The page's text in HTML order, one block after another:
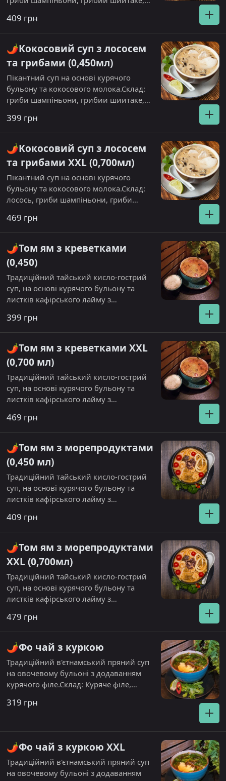
шрірача
409 грн
🌶️Кокосовий суп з лососем
та грибами (0,450мл)
Пікантний суп на основі курячого
бульону та кокосового молока.Склад:
гриби шампіньони, грибии шиитаке,
соус шрірача. Подається з паровим
рисом
399 грн
🌶️Кокосовий суп з лососем
та грибами XXL (0,700мл)
Пікантний суп на основі курячого
бульону та кокосового молока.Склад:
лосось, гриби шампіньони, гриби
соус шрірача. Подається з паровим
рисом
469 грн
🌶️Том ям з креветками
(0,450)
Традиційний тайський кисло-гострий
суп, на основі курячого бульону та
листків кафірського лайму з
Креветки, гриб шиитаке, томат чері,
соус шрірача гострий. Подається з
паровим рисом
399 грн
🌶️Том ям з креветками XXL
(0,700 мл)
Традиційний тайський кисло-гострий
суп, на основі курячого бульону та
листків кафірського лайму з
Креветки, гриб шиитаке, томат чері,
соус шрірача гострий. Подається з
паровим рисом
469 грн
🌶️Том ям з морепродуктами
(0,450 мл)
Традиційний тайський кисло-гострий
суп, на основі курячого бульону та
листків кафірського лайму з
Креветки, кальмар, восьминіг малюк,
гриб шиитаке, томат чері, соус шрірача
гострий. Подається з паровим рисом
409 грн
🌶️Том ям з морепродуктами
XXL (0,700мл)
Традиційний тайський кисло-гострий
суп, на основі курячого бульону та
листків кафірського лайму з
Креветки, кальмар, восьминіг малюк,
гриб шиитаке, томат чері, соус шрірача
гострий. Подається з паровим рисом
479 грн
🌶️Фо чай з куркою
Традиційний в'єтнамський пряний суп
на овочевому бульоні з додаванням
курячого філе.Склад: Куряче філе,
цибуля, паростки сої, рисова локшина,
319 грн
🌶️Фо чай з куркою XXL
Традиційний в'єтнамський пряний суп
на овочевому бульоні з додаванням